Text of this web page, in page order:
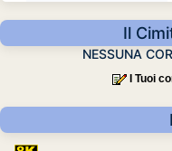
Il
NESSUNA
I Tuoi